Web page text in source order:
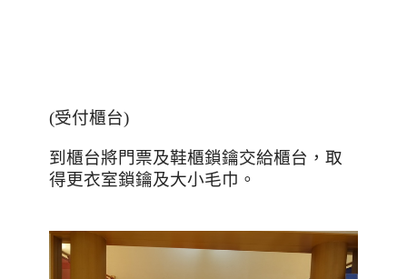
(受付櫃台)
到櫃台將門票及鞋櫃鎖鑰交給櫃台，取
得更衣室鎖鑰及大小毛巾。